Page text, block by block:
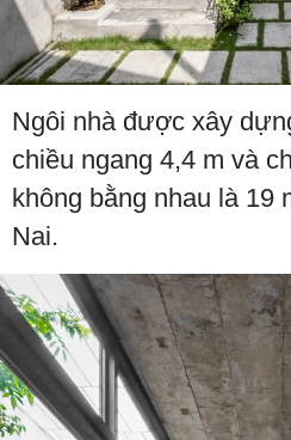
Ngôi nhà được xây
chiều ngang 4,4 m và
không bằng nhau là 19
Nai.